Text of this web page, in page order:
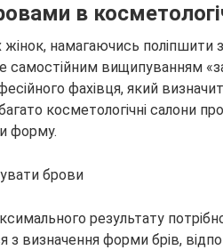
в
жінок, намагаючись поліпшити
вищипуванням
фахівця, який
косметологічні салони
форму.
брови
результату
з визначення форми брів,